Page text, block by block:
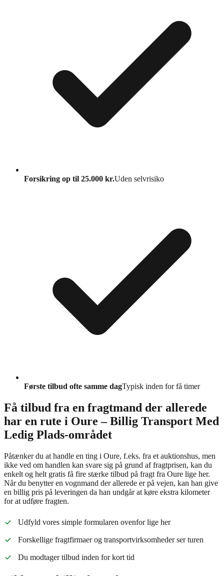
Forsikring op til 25.000 kr.Uden selvrisiko
Første tilbud ofte samme dagTypisk inden for få timer
Få tilbud fra en fragtmand der allerede
har en rute i Oure – Billig Transport Med
Ledig Plads-området
Påtænker du at handle en ting i Oure, f.eks. fra et auktionshus, men
ikke ved om handlen kan svare sig på grund af fragtprisen, kan du
enkelt og helt gratis få fire stærke tilbud på fragt fra Oure lige her.
Når du benytter en vognmand der allerede er på vejen, kan han give
en billig pris på leveringen da han undgår at køre ekstra kilometer
for at udføre fragten.
Udfyld vores simple formularen ovenfor lige her
Forskellige fragtfirmaer og transportvirksomheder ser turen
Du modtager tilbud inden for kort tid